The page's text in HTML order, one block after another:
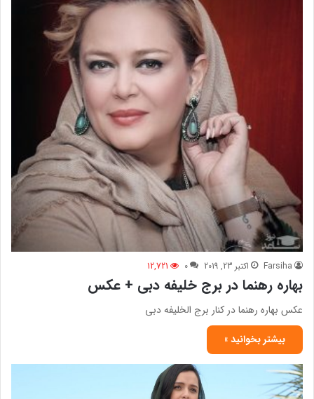
Farsiha اکتبر 23, 2019 0
12,721
بهاره رهنما در برج خلیفه دبی + عکس
عکس بهاره رهنما در کنار برج الخلیفه دبی
بیشتر بخوانید »